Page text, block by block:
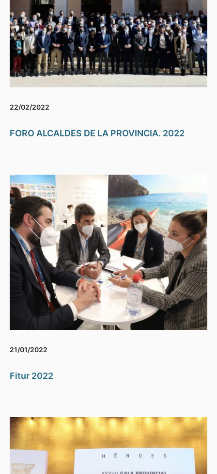
22/02/2022
FORO ALCALDES DE LA PROVINCIA. 2022
21/01/2022
Fitur 2022